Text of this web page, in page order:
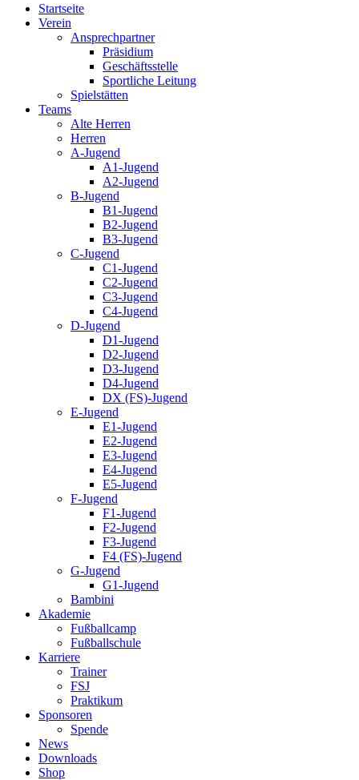
Startseite
Verein
Ansprechpartner
Präsidium
Geschäftsstelle
Sportliche Leitung
Spielstätten
Teams
Alte Herren
Herren
A-Jugend
A1-Jugend
A2-Jugend
B-Jugend
B1-Jugend
B2-Jugend
B3-Jugend
C-Jugend
C1-Jugend
C2-Jugend
C3-Jugend
C4-Jugend
D-Jugend
D1-Jugend
D2-Jugend
D3-Jugend
D4-Jugend
DX (FS)-Jugend
E-Jugend
E1-Jugend
E2-Jugend
E3-Jugend
E4-Jugend
E5-Jugend
F-Jugend
F1-Jugend
F2-Jugend
F3-Jugend
F4 (FS)-Jugend
G-Jugend
G1-Jugend
Bambini
Akademie
Fußballcamp
Fußballschule
Karriere
Trainer
FSJ
Praktikum
Sponsoren
Spende
News
Downloads
Shop